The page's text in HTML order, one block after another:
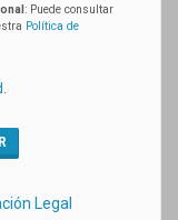
: Puede consultar
Política de
Legal